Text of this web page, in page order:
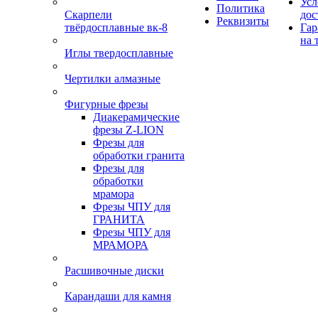
Скарпели
твёрдосплавные вк-8
Иглы твердосплавные
Чертилки алмазные
Фигурные фрезы
Диакерамические
фрезы Z-LION
Фрезы для
обработки гранита
Фрезы для
обработки
мрамора
Фрезы ЧПУ для
ГРАНИТА
Фрезы ЧПУ для
МРАМОРА
Расшивочные диски
Карандаши для камня
Политика
Реквизиты
на